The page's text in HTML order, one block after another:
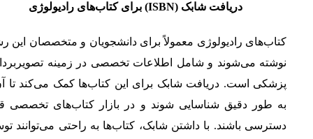
دریافت شابک (ISBN) برای کتاب‌های رادیولوژی
کتاب‌های رادیولوژی معمولاً برای دانشجویان و متخصصان این
نوشته می‌شوند و شامل اطلاعات تخصصی در زمینه
پزشکی است. دریافت شابک برای این کتاب‌ها کمک می‌کند تا
به طور دقیق شناسایی شوند و در بازار کتاب‌های تخصصی
دسترسی باشند. با داشتن شابک، کتاب‌ها به راحتی می‌توانند